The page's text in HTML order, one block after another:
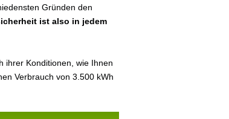
Gründen den
ist also in jedem
ihrer Konditionen, wie Ihnen
Verbrauch von 3.500 kWh